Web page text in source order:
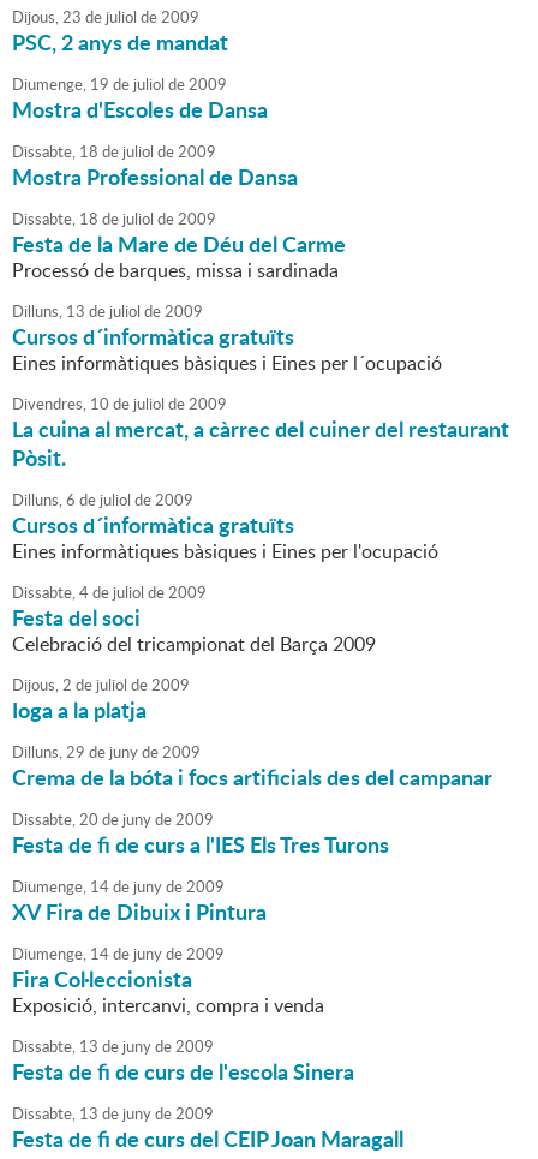
Dijous,23 de juliol de2009
PSC, 2 anys de mandat
Diumenge, 19 de juliol de2009
Mostra d'Escoles de Dansa
Dissabte, 18 de juliol de2009
Mostra Professional de Dansa
Dissabte, 18 de juliol de2009
Festa de la Mare de Déu del Carme
Processó de barques, missa i sardinada
Dilluns, 13 de juliol de2009
Cursos d´informàtica gratuïts
Eines informàtiques bàsiques i Eines per l´ocupació
Divendres, 10 de juliol de2009
La cuina al mercat, a càrrec del cuiner del restaurant
Pòsit.
Dilluns,6 de juliol de2009
Cursos d´informàtica gratuïts
Eines informàtiques bàsiques i Eines per l'ocupació
Dissabte,4de juliol de2009
Festa del soci
Celebració del tricampionat del Barça 2009
Dijous,2 de juliol de2009
Ioga a la platja
Dilluns,29 de junyde2009
Crema de la bóta i focs artificials des del campanar
Dissabte,20 de junyde2009
Festa de fi de curs a l'IES Els Tres Turons
Diumenge, 14de junyde2009
XV Fira de Dibuix i Pintura
Diumenge, 14de junyde2009
Fira Col·leccionista
Exposició, intercanvi, compra i venda
Dissabte, 13 de junyde2009
Festa de fi de curs de l'escola Sinera
Dissabte, 13 de junyde2009
Festa de fi de curs del CEIP Joan Maragall